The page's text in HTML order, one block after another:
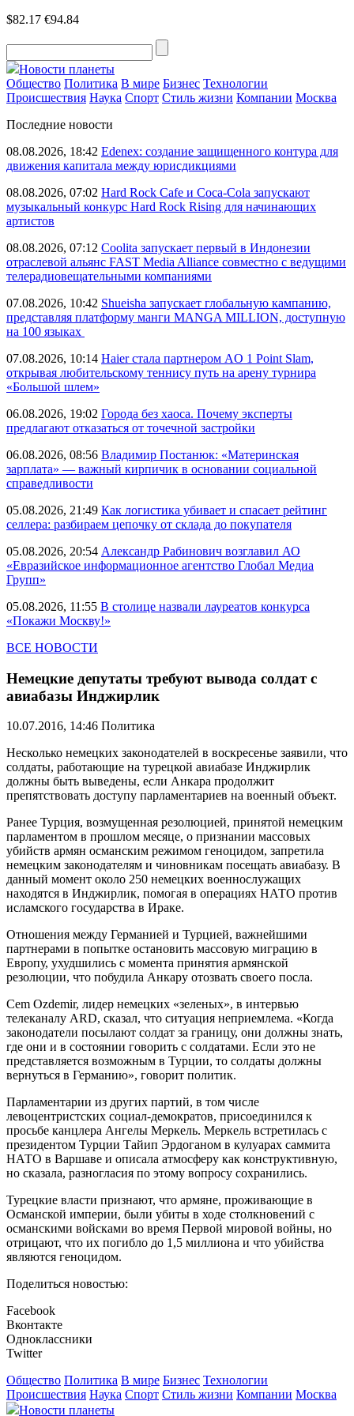
$82.17 €94.84
Новости планеты
Общество Политика В мире Бизнес Технологии
Происшествия Наука Спорт Стиль жизни Компании Москва
Последние новости
08.08.2026, 18:42 Edenex: создание защищенного контура для
движения капитала между юрисдикциями
08.08.2026, 07:02 Hard Rock Cafe и Coca-Cola запускают
музыкальный конкурс Hard Rock Rising для начинающих
артистов
08.08.2026, 07:12 Coolita запускает первый в Индонезии
отраслевой альянс FAST Media Alliance совместно с ведущими
телерадиовещательными компаниями
07.08.2026, 10:42 Shueisha запускает глобальную кампанию,
представляя платформу манги MANGA MILLION, доступную
на 100 языках
07.08.2026, 10:14 Haier стала партнером AO 1 Point Slam,
открывая любительскому теннису путь на арену турнира
«Большой шлем»
06.08.2026, 19:02 Города без хаоса. Почему эксперты
предлагают отказаться от точечной застройки
06.08.2026, 08:56 Владимир Постанюк: «Материнская
зарплата» — важный кирпичик в основании социальной
справедливости
05.08.2026, 21:49 Как логистика убивает и спасает рейтинг
селлера: разбираем цепочку от склада до покупателя
05.08.2026, 20:54 Александр Рабинович возглавил АО
«Евразийское информационное агентство Глобал Медиа
Групп»
05.08.2026, 11:55 В столице назвали лауреатов конкурса
«Покажи Москву!»
ВСЕ НОВОСТИ
Немецкие депутаты требуют вывода солдат с
авиабазы Инджирлик
10.07.2016, 14:46 Политика
Несколько немецких законодателей в воскресенье заявили, что
солдаты, работающие на турецкой авиабазе Инджирлик
должны быть выведены, если Анкара продолжит
препятствовать доступу парламентариев на военный объект.
Ранее Турция, возмущенная резолюцией, принятой немецким
парламентом в прошлом месяце, о признании массовых
убийств армян османским режимом геноцидом, запретила
немецким законодателям и чиновникам посещать авиабазу. В
данный момент около 250 немецких военнослужащих
находятся в Инджирлик, помогая в операциях НАТО против
исламского государства в Ираке.
Отношения между Германией и Турцией, важнейшими
партнерами в попытке остановить массовую миграцию в
Европу, ухудшились с момента принятия армянской
резолюции, что побудила Анкару отозвать своего посла.
Cem Ozdemir, лидер немецких «зеленых», в интервью
телеканалу ARD, сказал, что ситуация неприемлема. «Когда
законодатели посылают солдат за границу, они должны знать,
где они и в состоянии говорить с солдатами. Если это не
представляется возможным в Турции, то солдаты должны
вернуться в Германию», говорит политик.
Парламентарии из других партий, в том числе
левоцентристских социал-демократов, присоединился к
просьбе канцлера Ангелы Меркель. Меркель встретилась с
президентом Турции Тайип Эрдоганом в кулуарах саммита
НАТО в Варшаве и описала атмосферу как конструктивную,
но сказала, разногласия по этому вопросу сохранились.
Турецкие власти признают, что армяне, проживающие в
Османской империи, были убиты в ходе столкновений с
османскими войсками во время Первой мировой войны, но
отрицают, что их погибло до 1,5 миллиона и что убийства
являются геноцидом.
Поделиться новостью:
Facebook
Вконтакте
Одноклассники
Twitter
Общество Политика В мире Бизнес Технологии
Происшествия Наука Спорт Стиль жизни Компании Москва
Новости планеты